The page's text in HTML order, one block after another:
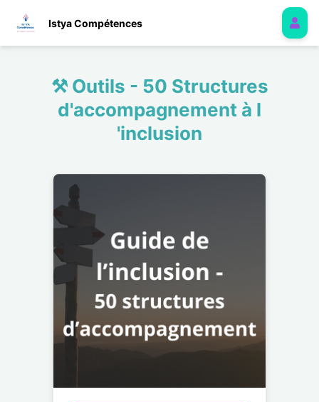
Istya Compétences
⚒️ Outils - 50 Structures
d'accompagnement à l
'inclusion